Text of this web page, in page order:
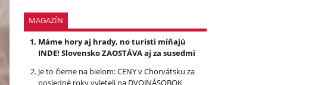
MAGAZÍN
Máme hory aj hrady, no turisti míňajú
INDE! Slovensko ZAOSTÁVA aj za susedmi
Je to čierne na bielom: CENY v Chorvátsku za
posledné roky vyleteli na DVOJNÁSOBOK